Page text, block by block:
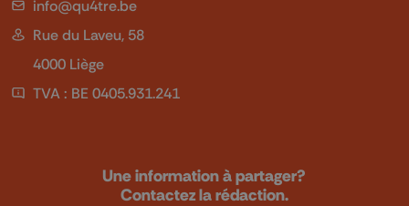
info@qu4tre.be
Rue du Laveu, 58
4000 Liège
TVA : BE 0405.931.241
Une information à partager?
Contactez la rédaction.